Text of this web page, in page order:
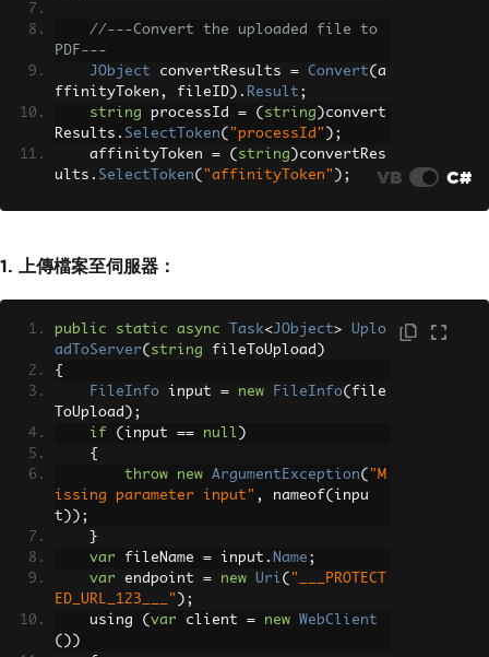
//---Convert the uploaded file to
PDF---
JObject convertResults = Convert( a
ffinityToken , fileID ). Result ;
string processId = ( string )convert
Results . SelectToken( "processId" );
    affinityToken
= ( string )convertRes
ults . SelectToken( "affinityToken" );
JObject convertStatusResults
vertStatus(processId
esult;
string
convertStatus = ( string ) con
vertStatusResults
SelectToken ("stat
e"
//---Continuously checking whether
conversion completed---
while
(!( convertStatus
)))
Threading . Sleep
30000
        convertStatusResults
processId affinityToken ).Resul
t;
        convertStatus
string )conver
tStatusResults
}
VB C#
1. 上傳檔案至伺服器：
public static async Task<JObject>
Uplo
adToServer( string fileToUpload )
{
FileInfo input = new FileInfo( file
ToUpload );
if
( input == null )
{
throw
new ArgumentException( "M
issing parameter input" , nameof( inpu
t ));
}
var fileName = input . Name ;
var endpoint = new Uri ( "___PROTECT
ED_URL_123___" );
    using
( var client = new
WebClient
())